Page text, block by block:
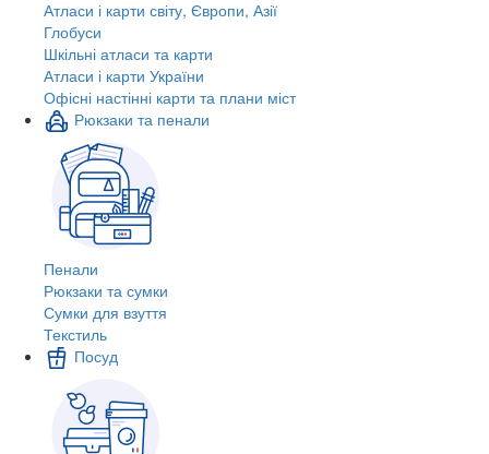
Атласи і карти світу, Європи, Азії
Глобуси
Шкільні атласи та карти
Атласи і карти України
Офісні настінні карти та плани міст
Рюкзаки та пенали
Пенали
Рюкзаки та сумки
Сумки для взуття
Текстиль
Посуд